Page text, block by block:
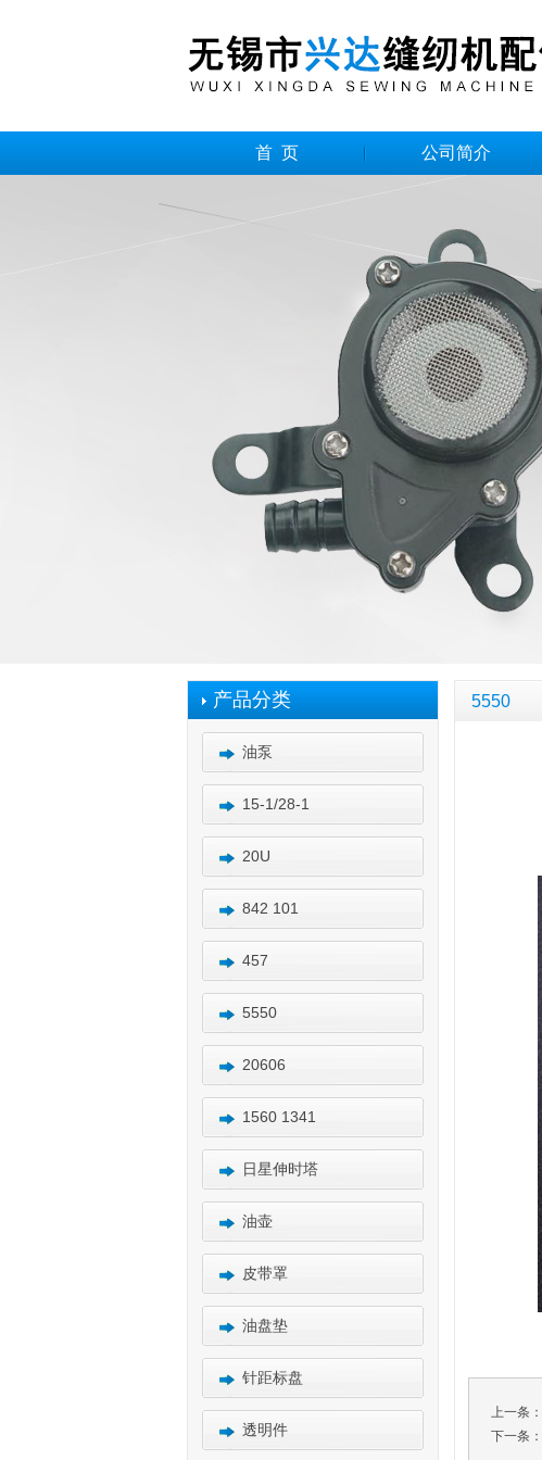
首 页 公司简介
产品分类
油泵
15-1/28-1
20U
842 101
457
5550
20606
1560 1341
日星伸时塔
油壶
皮带罩
油盘垫
针距标盘
透明件
5550
上一条：
下一条：